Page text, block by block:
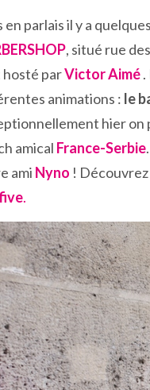
en parlais il y a
, situé rue
parVictor Aimé
animations : le
hier on
amical France-Serbie
ami Nyno !
.